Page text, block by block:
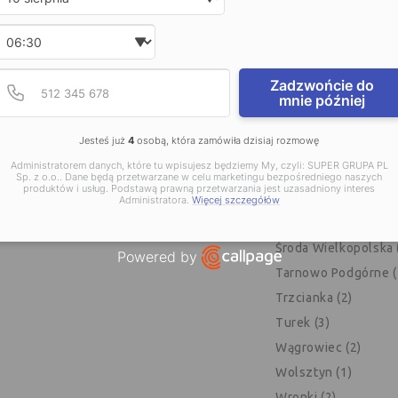
Rogoźno (1)
Słupca (4)
Swarzędz (3)
Szamotuły (1)
Ślesin (1)
Środa Wielkopolska
Tarnowo Podgórne
Trzcianka (2)
Turek (3)
Wągrowiec (2)
Wolsztyn (1)
Numer telefonu
Podaj poprawny numer
Zadzwońcie do
mnie później
Jesteś już 4 osobą, która zamówiła dzisiaj rozmowę
Administratorem danych, które tu wpisujesz będziemy My, czyli: SUPER GRUPA PL
Sp. z o.o.. Dane będą przetwarzane w celu marketingu bezpośredniego naszych
produktów i usług. Podstawą prawną przetwarzania jest uzasadniony interes
Administratora. Więcej szczegółów
Powered by
Open link in new window